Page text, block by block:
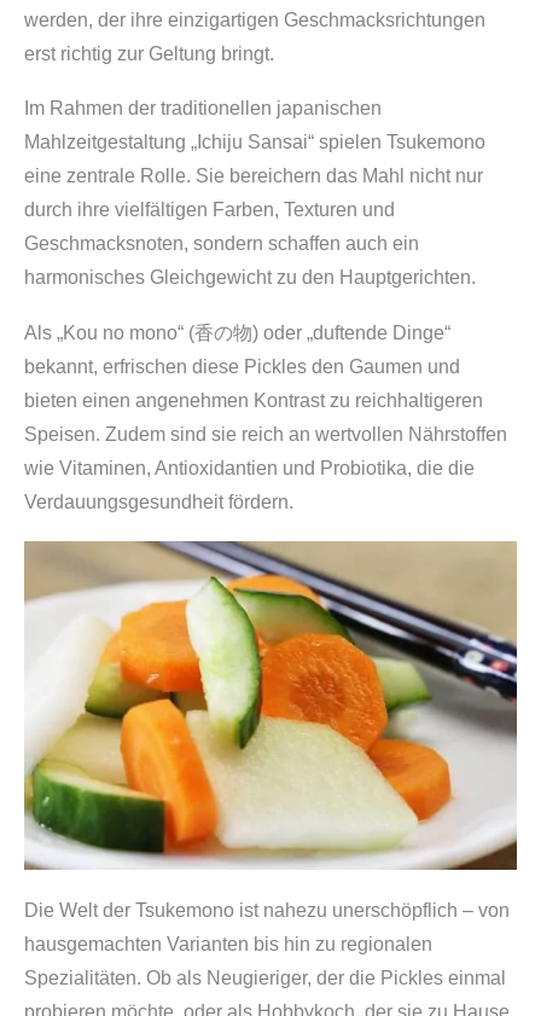
werden, der ihre einzigartigen Geschmacksrichtungen
erst richtig zur Geltung bringt.
Im Rahmen der traditionellen japanischen
Mahlzeitgestaltung „Ichiju Sansai“ spielen Tsukemono
eine zentrale Rolle. Sie bereichern das Mahl nicht nur
durch ihre vielfältigen Farben, Texturen und
Geschmacksnoten, sondern schaffen auch ein
harmonisches Gleichgewicht zu den Hauptgerichten.
Als „Kou no mono“ (香の物) oder „duftende Dinge“
bekannt, erfrischen diese Pickles den Gaumen und
bieten einen angenehmen Kontrast zu reichhaltigeren
Speisen. Zudem sind sie reich an wertvollen Nährstoffen
wie Vitaminen, Antioxidantien und Probiotika, die die
Verdauungsgesundheit fördern.
Die Welt der Tsukemono ist nahezu unerschöpflich – von
hausgemachten Varianten bis hin zu regionalen
Spezialitäten. Ob als Neugieriger, der die Pickles einmal
probieren möchte, oder als Hobbykoch, der sie zu Hause